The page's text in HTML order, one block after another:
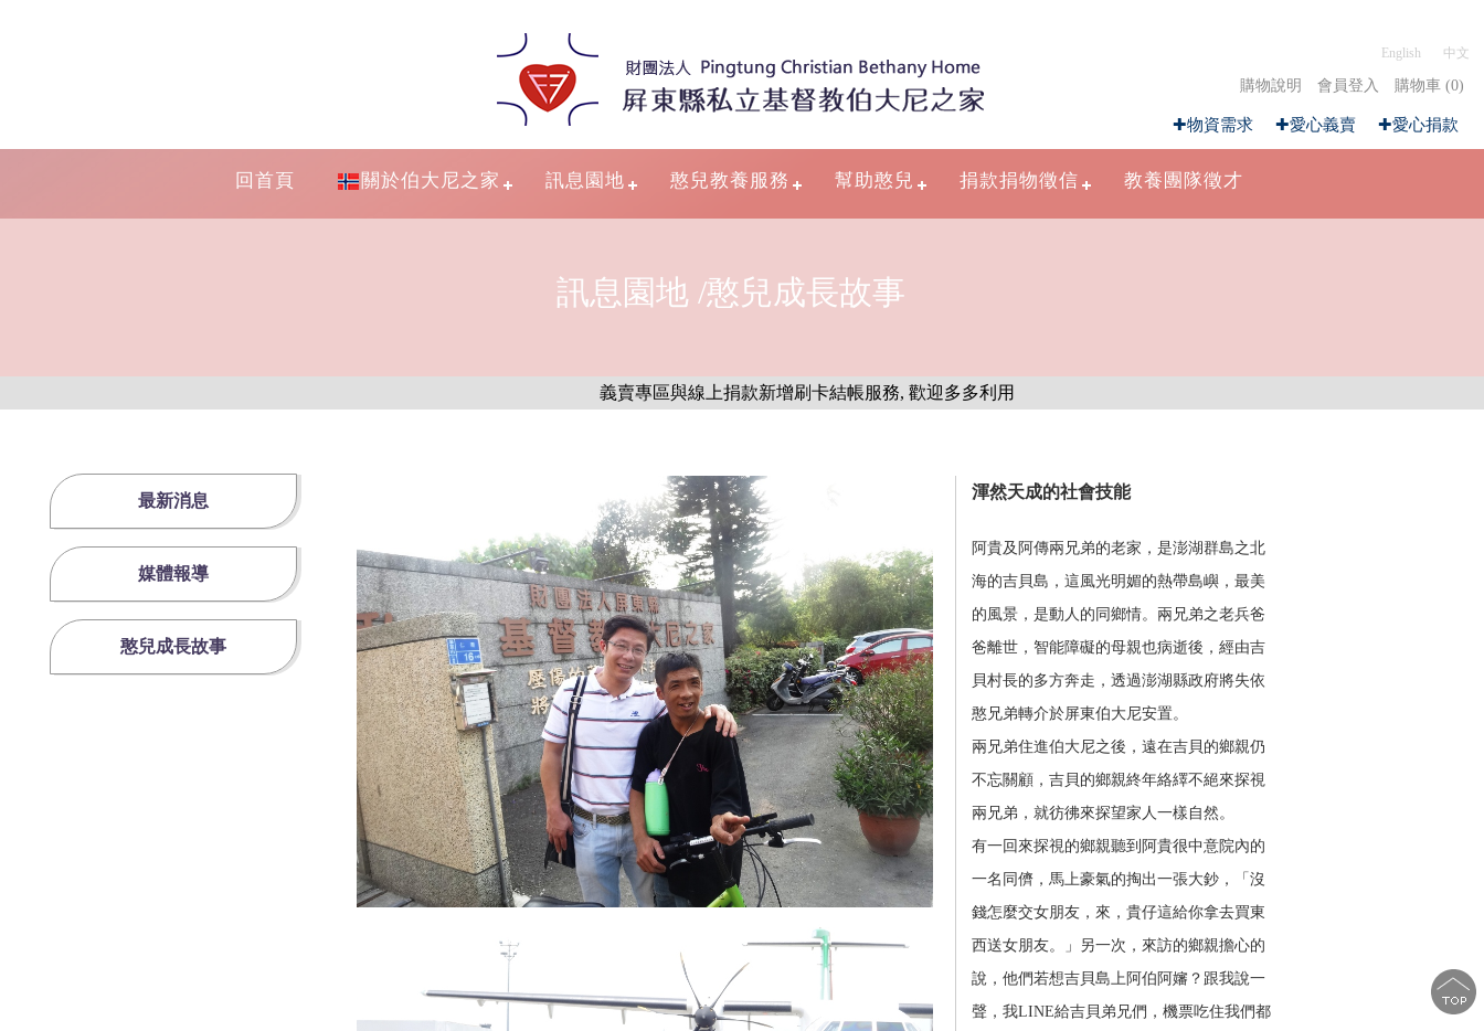
回首頁 關於伯大尼之家 訊息園地 憨兒教養服務 幫助憨兒 捐款捐物徵信 教養團隊徵才
English 中文
購物說明 會員登入 購物車 (0)
✚愛心捐款
✚愛心義賣
✚物資需求
訊息園地 /憨兒成長故事
義賣專區與線上捐款新增刷卡結帳服務, 歡迎多多利用
最新消息
媒體報導
憨兒成長故事
渾然天成的社會技能
阿貴及阿傳兩兄弟的老家，是澎湖群島之北
海的吉貝島，這風光明媚的熱帶島嶼，最美
的風景，是動人的同鄉情。兩兄弟之老兵爸
爸離世，智能障礙的母親也病逝後，經由吉
貝村長的多方奔走，透過澎湖縣政府將失依
憨兄弟轉介於屏東伯大尼安置。
兩兄弟住進伯大尼之後，遠在吉貝的鄉親仍
不忘關顧，吉貝的鄉親終年絡繹不絕來探視
兩兄弟，就彷彿來探望家人一樣自然。
有一回來探視的鄉親聽到阿貴很中意院內的
一名同儕，馬上豪氣的掏出一張大鈔，「沒
錢怎麼交女朋友，來，貴仔這給你拿去買東
西送女朋友。」另一次，來訪的鄉親擔心的
說，他們若想吉貝島上阿伯阿嬸？跟我說一
聲，我LINE給吉貝弟兄們，機票吃住我們都